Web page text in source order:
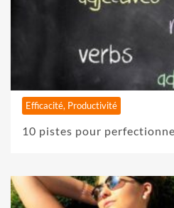
Efficacité, Productivité
10 pistes pour